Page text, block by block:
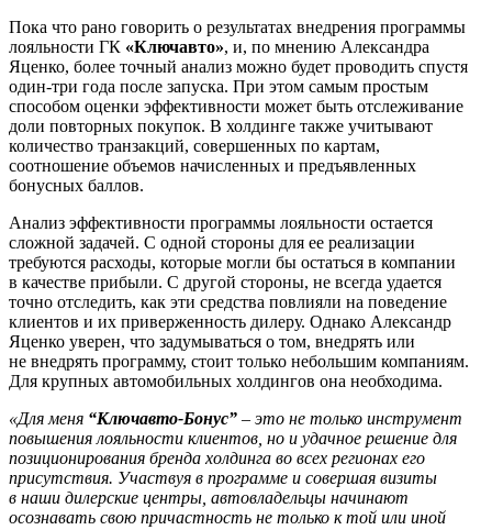
Пока что рано говорить о результатах внедрения программы
лояльности ГК «Ключавто», и, по мнению Александра
Яценко, более точный анализ можно будет проводить спустя
один-три года после запуска. При этом самым простым
способом оценки эффективности может быть отслеживание
доли повторных покупок. В холдинге также учитывают
количество транзакций, совершенных по картам,
соотношение объемов начисленных и предъявленных
бонусных баллов.
Анализ эффективности программы лояльности остается
сложной задачей. С одной стороны для ее реализации
требуются расходы, которые могли бы остаться в компании
в качестве прибыли. С другой стороны, не всегда удается
точно отследить, как эти средства повлияли на поведение
клиентов и их приверженность дилеру. Однако Александр
Яценко уверен, что задумываться о том, внедрять или
не внедрять программу, стоит только небольшим компаниям.
Для крупных автомобильных холдингов она необходима.
«Для меня “Ключавто-Бонус” – это не только инструмент
повышения лояльности клиентов, но и удачное решение для
позиционирования бренда холдинга во всех регионах его
присутствия. Участвуя в программе и совершая визиты
в наши дилерские центры, автовладельцы начинают
осознавать свою причастность не только к той или иной